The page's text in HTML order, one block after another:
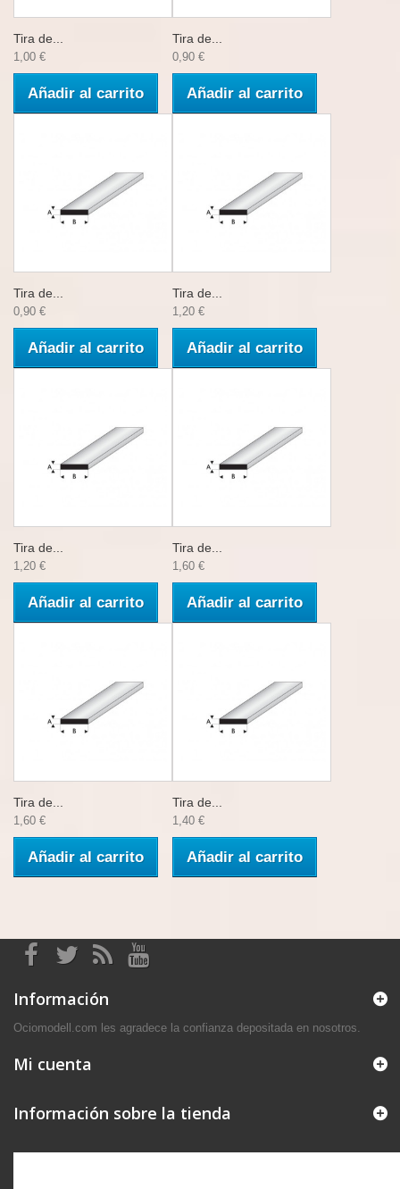
Tira de...
1,00 €
Añadir al carrito
Tira de...
0,90 €
Añadir al carrito
Tira de...
0,90 €
Añadir al carrito
Tira de...
1,20 €
Añadir al carrito
Tira de...
1,20 €
Añadir al carrito
Tira de...
1,60 €
Añadir al carrito
Tira de...
1,60 €
Añadir al carrito
Tira de...
1,40 €
Añadir al carrito
Información
Ociomodell.com les agradece la confianza depositada en nosotros.
Mi cuenta
Información sobre la tienda